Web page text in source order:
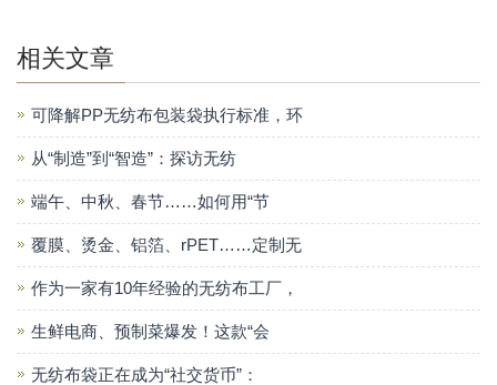
相关文章
可降解PP无纺布包装袋执行标准，环
从“制造”到“智造”：探访无纺
端午、中秋、春节……如何用“节
覆膜、烫金、铝箔、rPET……定制无
作为一家有10年经验的无纺布工厂，
生鲜电商、预制菜爆发！这款“会
无纺布袋正在成为“社交货币”：